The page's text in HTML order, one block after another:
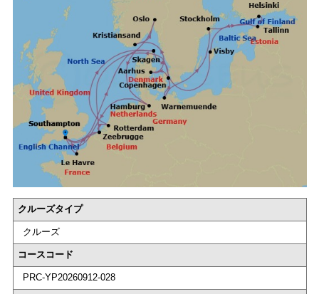
クルーズタイプ
クルーズ
コースコード
PRC-YP20260912-028